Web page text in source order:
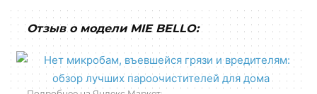
Отзыв о модели MIE BELLO: